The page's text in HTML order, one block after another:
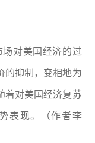
对美国经济的过
的抑制，变相地为
着对美国经济复苏
表现。（作者李